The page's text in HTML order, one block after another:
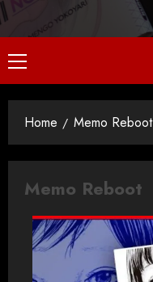
Home Memo Reboot
Memo Reboot